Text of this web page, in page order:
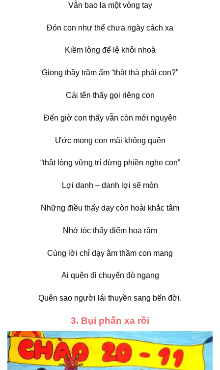
Vẫn bao la một vòng tay
Đón con như thể chưa ngày cách xa
Kiềm lòng để lệ khỏi nhoà
Giọng thầy trầm ấm “thật thà phải con?”
Cái tên thấy gọi riêng con
Đến giờ con thấy vẫn còn mới nguyên
Ước mong con mãi không quên
“thật lòng vững trí đừng phiền nghe con”
Lợi danh – danh lợi sẽ mòn
Những điều thấy dạy còn hoài khắc tâm
Nhớ tóc thấy điểm hoa râm
Cùng lời chỉ dạy âm thầm con mang
Ai quên đi chuyến đò ngang
Quên sao người lái thuyền sang bến đời.
3. Bụi phấn xa rồi